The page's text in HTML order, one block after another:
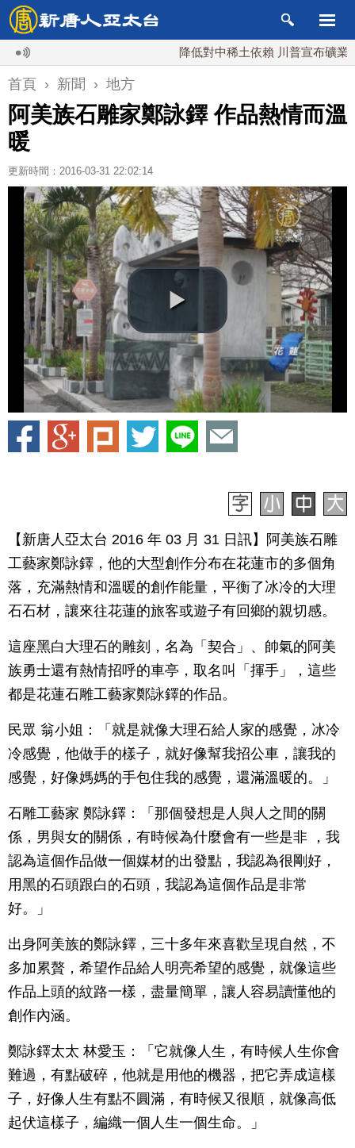
降低對中稀土依賴 川普宣布礦業投資20
首頁 › 新聞 › 地方
阿美族石雕家鄭詠鐸 作品熱情而溫
暖
更新時間：2016-03-31 22:02:14
【新唐人亞太台 2016 年 03 月 31 日訊】阿美族石雕
工藝家鄭詠鐸，他的大型創作分布在花蓮市的多個角
落，充滿熱情和溫暖的創作能量，平衡了冰冷的大理
石石材，讓來往花蓮的旅客或遊子有回鄉的親切感。
這座黑白大理石的雕刻，名為「契合」、帥氣的阿美
族勇士還有熱情招呼的車亭，取名叫「揮手」，這些
都是花蓮石雕工藝家鄭詠鐸的作品。
民眾 翁小姐：「就是就像大理石給人家的感覺，冰冷
冷感覺，他做手的樣子，就好像幫我招公車，讓我的
感覺，好像媽媽的手包住我的感覺，還滿溫暖的。」
石雕工藝家 鄭詠鐸：「那個發想是人與人之間的關
係，男與女的關係，有時候為什麼會有一些是非 ，我
認為這個作品做一個媒材的出發點，我認為很剛好，
用黑的石頭跟白的石頭，我認為這個作品是非常
好。」
出身阿美族的鄭詠鐸，三十多年來喜歡呈現自然，不
多加累贅，希望作品給人明亮希望的感覺，就像這些
作品上頭的紋路一樣，盡量簡單，讓人容易讀懂他的
創作內涵。
鄭詠鐸太太 林愛玉：「它就像人生，有時候人生你會
難過，有點破碎，他就是用他的機器，把它弄成這樣
子，好像人生有點不圓滿，有時候又很順，就像高低
起伏這樣子，編織一個人生一個生命。」